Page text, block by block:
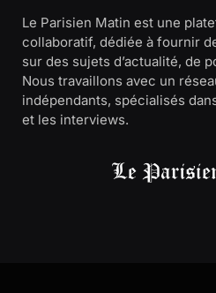
Le Parisien Matin est une
collaboratif, dédiée à fournir
sur des sujets d’actualité, de
Nous travaillons avec un
indépendants, spécialisés
et les interviews.